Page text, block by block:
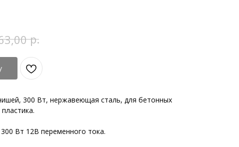
р.
300 Вт, нержавеющая сталь, для бетонных
Вт 12В переменного тока.